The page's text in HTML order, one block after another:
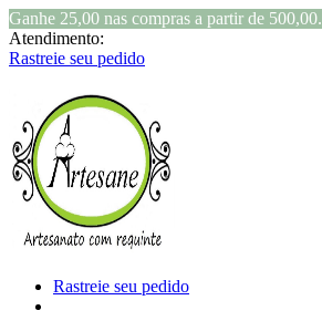
Ganhe 25,00 nas compras a partir de 500,00.
Atendimento:
Rastreie seu pedido
Rastreie seu pedido